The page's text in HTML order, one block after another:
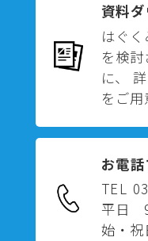
資料
はぐ
を検
に、
をご用
お電
TEL
平日
始・祝